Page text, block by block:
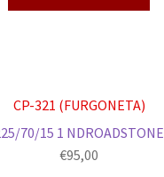
CP-321 (FURGONETA)
70/15 1 NDROADSTONE
€95,00